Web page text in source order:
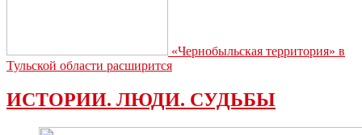
«Чернобыльская территория» в
Тульской области расширится
ИСТОРИИ. ЛЮДИ. СУДЬБЫ